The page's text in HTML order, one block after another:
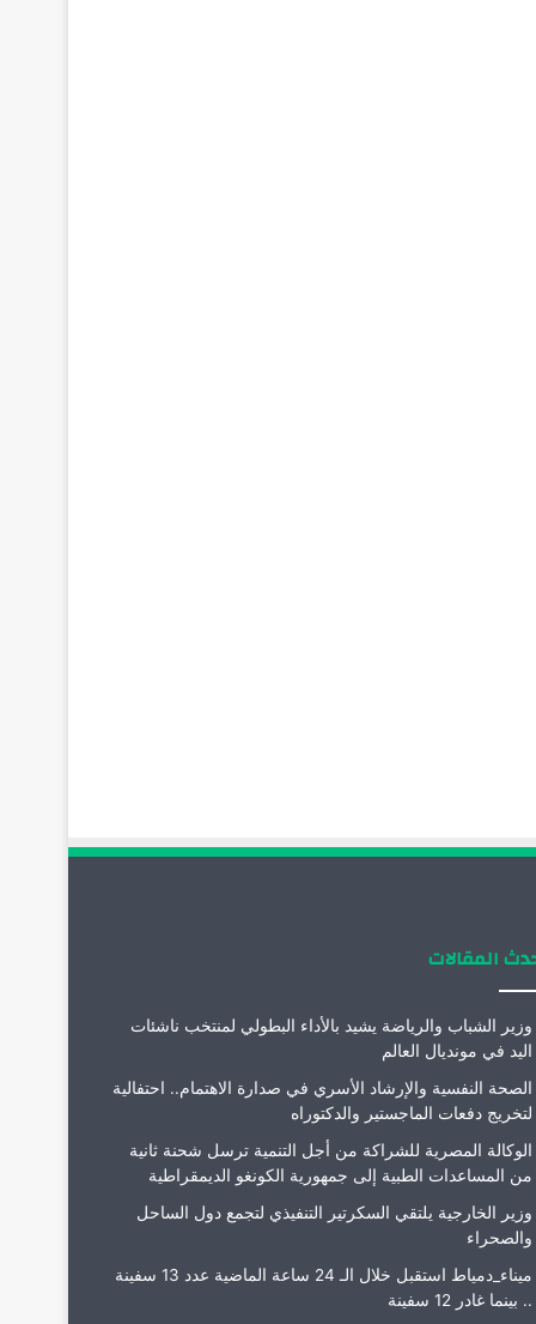
المقالات
وزير الشباب والرياضة يشيد بالأداء البطولي لمنتخب ناشئات
اليد في مونديال العالم
الصحة النفسية والإرشاد الأسري في صدارة الاهتمام.. احتفالية
لتخريج دفعات الماجستير والدكتوراه
الوكالة المصرية للشراكة من أجل التنمية ترسل شحنة ثانية
من المساعدات الطبية إلى جمهورية الكونغو الديمقراطية
وزير الخارجية يلتقي السكرتير التنفيذي لتجمع دول الساحل
والصحراء
ميناء_دمياط استقبل خلال الـ 24 ساعة الماضية عدد 13 سفينة
.. بينما غادر 12 سفينة